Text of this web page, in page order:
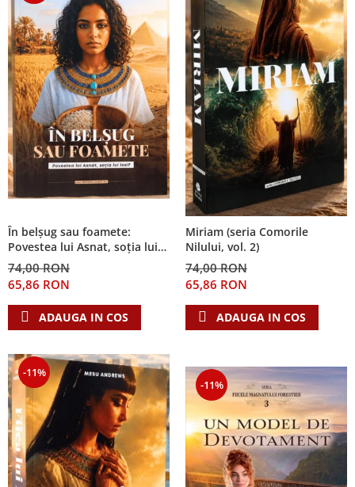
În belșug sau foamete:
Povestea lui Asnat, soția lui
Iosif (Seria Cronicile Egiptului,
vol. 2)
74,00 RON
65,86 RON
ADAUGA IN COS
Miriam (seria Comorile
Nilului, vol. 2)
74,00 RON
65,86 RON
ADAUGA IN COS
-11%
-11%